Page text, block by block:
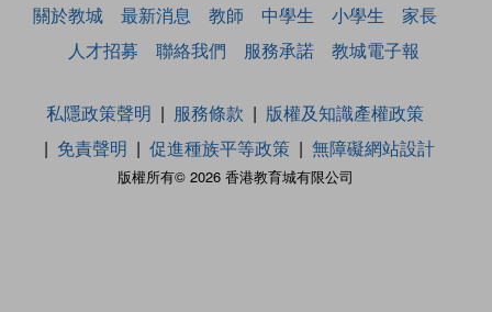
關於教城 最新消息 教師 中學生 小學生
家長
人才招募
聯絡我們 服務承諾 教城電子報
版權所有© 2026 香港教育城有限公司
私隱政策聲明 服務條款
版權及知識產權政策
免責聲明
促進種族平等政策 無障礙網站設計